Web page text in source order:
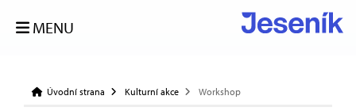
MENU
Úvodní strana Kulturní akce Workshop